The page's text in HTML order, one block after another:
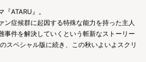
ATARU』。
ン症候群に起因する特殊な能力を持った主人
事件を解決していくという斬新なストーリー
スペシャル版に続き、この秋いよいよスクリ